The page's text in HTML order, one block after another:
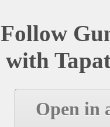
Follow
with
Open in